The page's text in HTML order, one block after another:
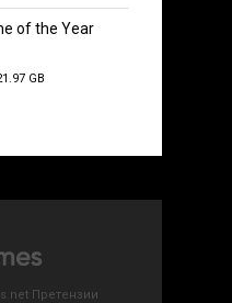
of the Year
GB
Претензии